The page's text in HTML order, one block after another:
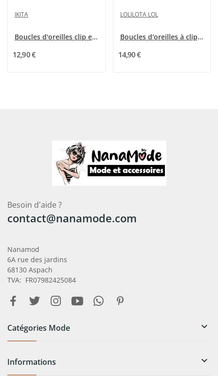
IKITA
Boucles d'oreilles clip en métal multicolores...
12,90 €
LOLILOTA LOL
Boucles d'oreilles à clip Lolilota Rouge Marin
14,90 €
Besoin d'aide ?
contact@nanamode.com
Nanamod
6A rue des jardins
68130 Aspach
TVA: FR07982425084
Catégories Mode 
Informations 